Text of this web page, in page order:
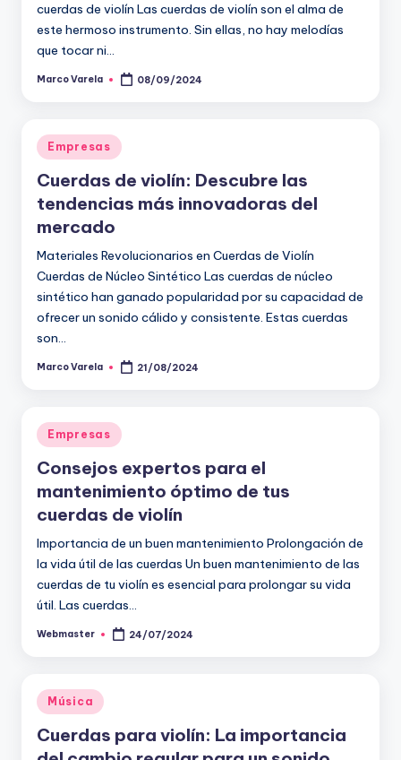
cuerdas de violín Las cuerdas de violín son el alma de
este hermoso instrumento. Sin ellas, no hay melodías
que tocar ni…
Publicado
Marco Varela 08/09/2024
Publicado
en
Empresas
Cuerdas de violín: Descubre las
tendencias más innovadoras del
mercado
Materiales Revolucionarios en Cuerdas de Violín
Cuerdas de Núcleo Sintético Las cuerdas de núcleo
sintético han ganado popularidad por su capacidad de
ofrecer un sonido cálido y consistente. Estas cuerdas
son…
Publicado
Marco Varela 21/08/2024
Publicado
en
Empresas
Consejos expertos para el
mantenimiento óptimo de tus
cuerdas de violín
Importancia de un buen mantenimiento Prolongación de
la vida útil de las cuerdas Un buen mantenimiento de las
cuerdas de tu violín es esencial para prolongar su vida
útil. Las cuerdas…
Publicado
Webmaster 24/07/2024
Publicado
en
Música
Cuerdas para violín: La importancia